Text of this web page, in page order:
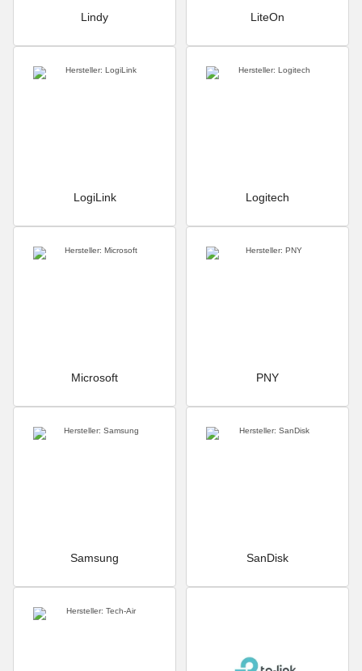
Lindy LiteOn
LogiLink Logitech
Microsoft PNY
Samsung SanDisk